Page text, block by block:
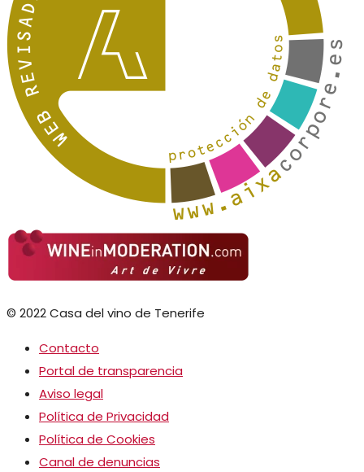
© 2022 Casa del vino de Tenerife
Contacto
Portal de transparencia
Aviso legal
Política de Privacidad
Política de Cookies
Canal de denuncias